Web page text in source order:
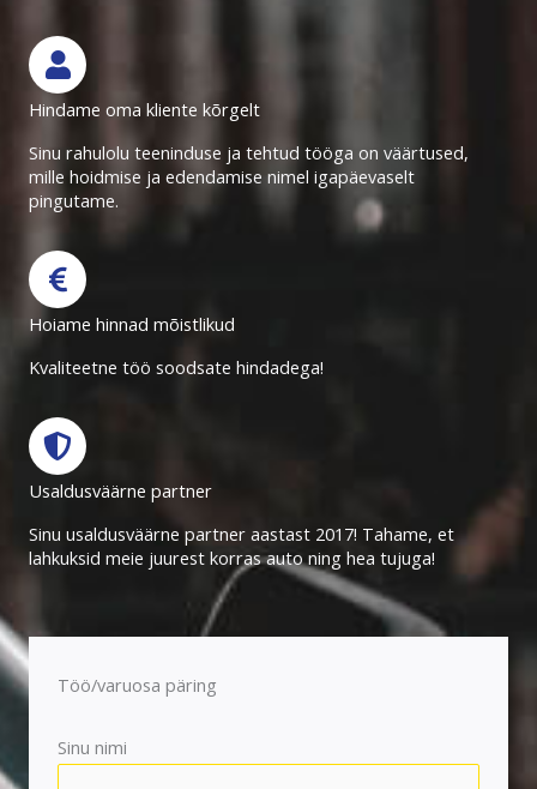
Hindame oma kliente kõrgelt
Sinu rahulolu teeninduse ja tehtud tööga on väärtused,
mille hoidmise ja edendamise nimel igapäevaselt
pingutame.
Hoiame hinnad mõistlikud
Kvaliteetne töö soodsate hindadega!
Usaldusväärne partner
Sinu usaldusväärne partner aastast 2017! Tahame, et
lahkuksid meie juurest korras auto ning hea tujuga!
Töö/varuosa päring
Sinu nimi